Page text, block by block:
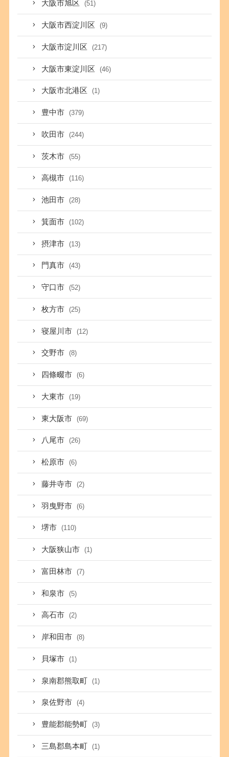
大阪市旭区 (51)
大阪市西淀川区 (9)
大阪市淀川区 (217)
大阪市東淀川区 (46)
大阪市北港区 (1)
豊中市 (379)
吹田市 (244)
茨木市 (55)
高槻市 (116)
池田市 (28)
箕面市 (102)
摂津市 (13)
門真市 (43)
守口市 (52)
枚方市 (25)
寝屋川市 (12)
交野市 (8)
四條畷市 (6)
大東市 (19)
東大阪市 (69)
八尾市 (26)
松原市 (6)
藤井寺市 (2)
羽曳野市 (6)
堺市 (110)
大阪狭山市 (1)
富田林市 (7)
和泉市 (5)
高石市 (2)
岸和田市 (8)
貝塚市 (1)
泉南郡熊取町 (1)
泉佐野市 (4)
豊能郡能勢町 (3)
三島郡島本町 (1)